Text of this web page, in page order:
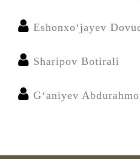
Eshonxo‘jayev
Sharipov Botirali
G‘aniyev